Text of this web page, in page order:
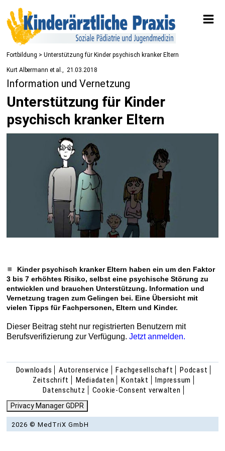
Fortbildung > Unterstützung für Kinder psychisch kranker Eltern
Kurt Albermann et al. 21.03.2018
Information und Vernetzung
Unterstützung für Kinder
psychisch kranker Eltern
Kinder psychisch kranker Eltern haben ein um den Faktor
3 bis 7 erhöhtes Risiko, selbst eine psychische Störung zu
entwicklen und brauchen Unterstützung. Information und
Vernetzung tragen zum Gelingen bei. Eine Übersicht mit
vielen Tipps für Fachpersonen, Eltern und Kinder.
Dieser Beitrag steht nur registrierten Benutzern mit
Berufsverifizierung zur Verfügung.Jetzt anmelden.
Downloads Autorenservice Fachgesellschaft
Podcast
Zeitschrift
Mediadaten Kontakt
Impressum
Datenschutz
Cookie-Consent verwalten
Privacy Manager GDPR
2026 © MedTriX GmbH